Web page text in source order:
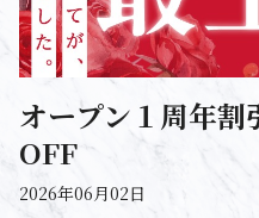
オープン１周年
OFF
2026年06月02日